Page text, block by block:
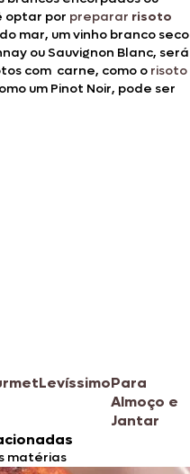
optar por preparar risoto
mar, um vinho branco seco
ou Sauvignon Blanc, será
com carne, como o risoto
um Pinot Noir, pode ser
LevíssimoPara
Almoço e
Jantar
matérias